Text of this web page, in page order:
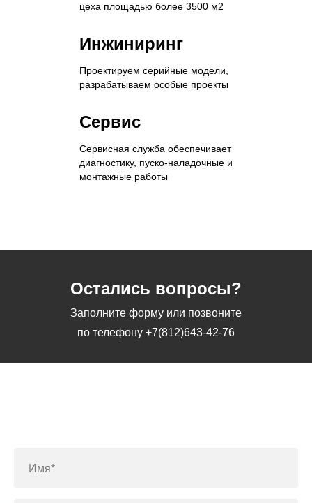
цеха площадью более 3500 м2
Инжиниринг
Проектируем серийные модели,
разрабатываем особые проекты
Сервис
Сервисная служба обеспечивает
диагностику, пуско-наладочные и
монтажные работы
Остались вопросы?
Заполните форму или позвоните
по телефону +7(812)643-42-76
Имя*